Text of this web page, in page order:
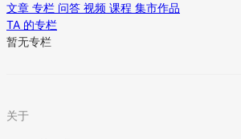
文章 专栏 问答 视频 课程 集市作品
TA 的专栏
暂无专栏
关于